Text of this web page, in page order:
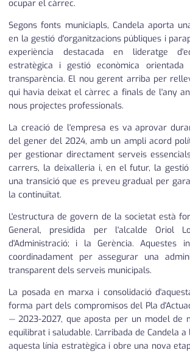
ocupar el càrrec.
Segons fonts municiapls, Candela aporta
en la gestió d'organitzacions públiques i
experiència destacada en lideratge
estratègica i gestió econòmica
transparència. El nou gerent arriba per
qui havia deixat el càrrec a finals de l'any
nous projectes professionals.
La creació de l'empresa es va aprovar
del gener del 2024, amb un ampli acord
per gestionar directament serveis
carrers, la deixalleria i, en el futur, la
una transició que es preveu gradual per
la continuïtat.
L'estructura de govern de la societat està
General, presidida per l'alcalde Oriol
d'Administració; i la Gerència. Aquestes
coordinadament per assegurar una
transparent dels serveis municipals.
La posada en marxa i consolidació
forma part dels compromisos del Pla
—2023-2027, que aposta per un model de
equilibrat i saludable. L'arribada de Candela
aquesta línia estratègica i obre una nova